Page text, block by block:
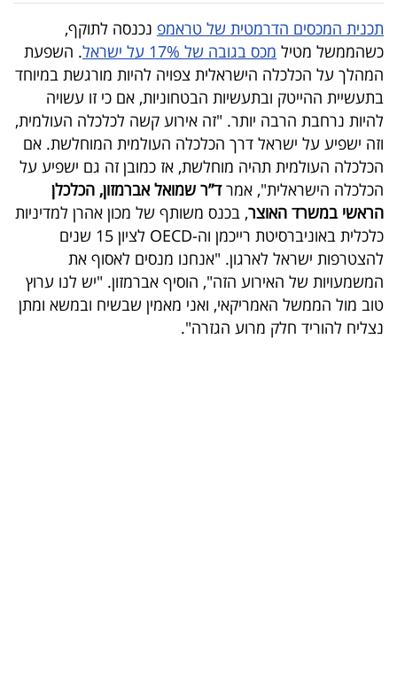
עסקי
ספורט
קריירה
ולימודים
מינויים
רייטינג
רכב
בריאות
תרבות
תכנית המכסים הדרמטית של טראמפ נכנסה לתוקף,
כשהממשל מטיל מכס בגובה של 17% על ישראל
. השפעת
המהלך על הכלכלה הישראלית צפויה להיות מורגשת במיוחד
בתעשיית ההייטק ובתעשיות הבטחוניות, אם כי זו עשויה
להיות נרחבת הרבה יותר. "זה אירוע קשה לכלכלה העולמית,
וזה ישפיע על ישראל דרך הכלכלה העולמית המוחלשת. אם
הכלכלה העולמית תהיה מוחלשת, אז כמובן זה גם ישפיע על
הכלכלה הישראלית", אמרד”ר שמואל אברמזון, הכלכלן
הראשי במשרד האוצר, בכנס משותף של מכון אהרן למדיניות
כלכלית באוניברסיטת רייכמן וה-OECD לציון 15 שנים
להצטרפות ישראל לארגון. "אנחנו מנסים לאסוף את
המשמעויות של האירוע הזה", הוסיף אברמזון. "יש לנו ערוץ
טוב מול הממשל האמריקאי, ואני מאמין שבשיח ובמשא ומתן
נצליח להוריד חלק מרוע הגזרה".